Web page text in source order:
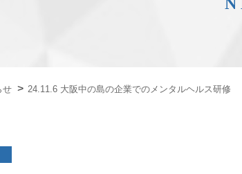
せ > 24.11.6 大阪中の島の企業でのメンタルヘルス研修